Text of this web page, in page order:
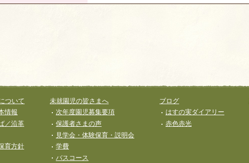
ニュー
ついて
情報
／沿革
育⽅針
未就園児の皆さまへ
次年度園児募集要項
保護者さまの声
見学会・体験保育・説明会
学費
バスコース
ブログ
はすの実ダイアリー
赤色赤光